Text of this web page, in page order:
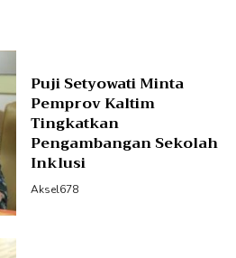
Puji Setyowati Minta
Pemprov Kaltim
Tingkatkan
Pengambangan Sekolah
Inklusi
Aksel678